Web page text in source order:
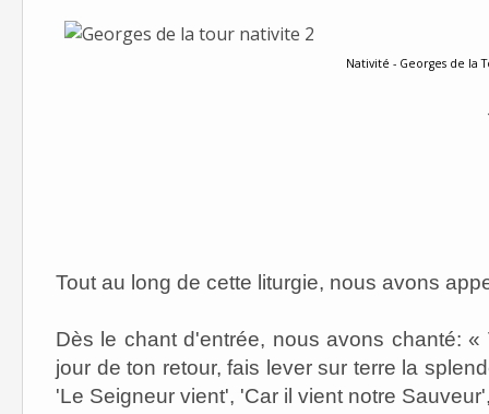
Nativité - Georges de la
Tout au long de cette liturgie, nous avons
Dès le chant d'entrée, nous avons chanté:
jour de ton retour, fais lever sur terre la
'Le Seigneur vient', 'Car il vient notre